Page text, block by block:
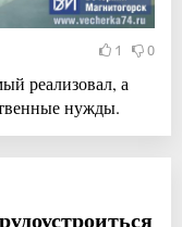
1 0
реализовал, а
нужды.